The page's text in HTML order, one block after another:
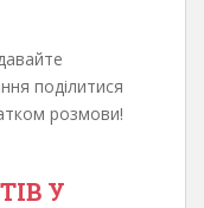
поділитися
розмови!
У